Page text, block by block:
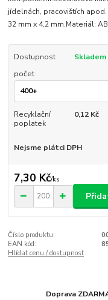
jídelnách, pracovištích apod.
32 mm x 4,2 mm.Materiál:
Dostupnost
Skladem
počet
Recyklační
poplatek
0,12 Kč
Nejsme plátci DPH
7,30 Kč/ks
Číslo produktu:
EAN kód:
Hlídat cenu / dostupnost
Doprava